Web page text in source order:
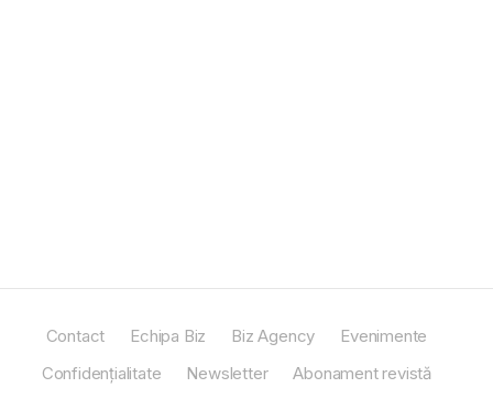
Contact Echipa Biz Biz Agency
Evenimente
Confidențialitate
Newsletter Abonament revistă